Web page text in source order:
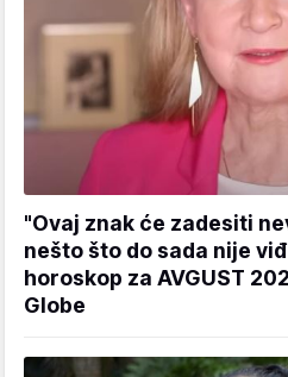
"Ovaj znak će zadesiti
nešto što do sada nije
horoskop za AVGUST
Globe